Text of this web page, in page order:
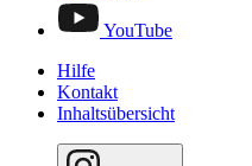
YouTube
Hilfe
Kontakt
Inhaltsübersicht